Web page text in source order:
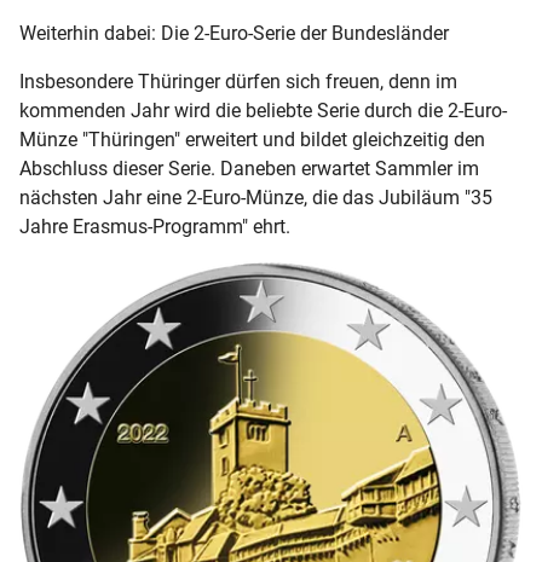
Weiterhin dabei: Die 2-Euro-Serie der Bundesländer
Insbesondere Thüringer dürfen sich freuen, denn im
kommenden Jahr wird die beliebte Serie durch die 2-Euro-
Münze "Thüringen" erweitert und bildet gleichzeitig den
Abschluss dieser Serie. Daneben erwartet Sammler im
nächsten Jahr eine 2-Euro-Münze, die das Jubiläum "35
Jahre Erasmus-Programm" ehrt.